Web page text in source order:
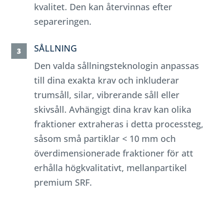
kvalitet. Den kan återvinnas efter
separeringen.
SÅLLNING
Den valda sållningsteknologin anpassas
till dina exakta krav och inkluderar
trumsåll, silar, vibrerande såll eller
skivsåll. Avhängigt dina krav kan olika
fraktioner extraheras i detta processteg,
såsom små partiklar < 10 mm och
överdimensionerade fraktioner för att
erhålla högkvalitativt, mellanpartikel
premium SRF.